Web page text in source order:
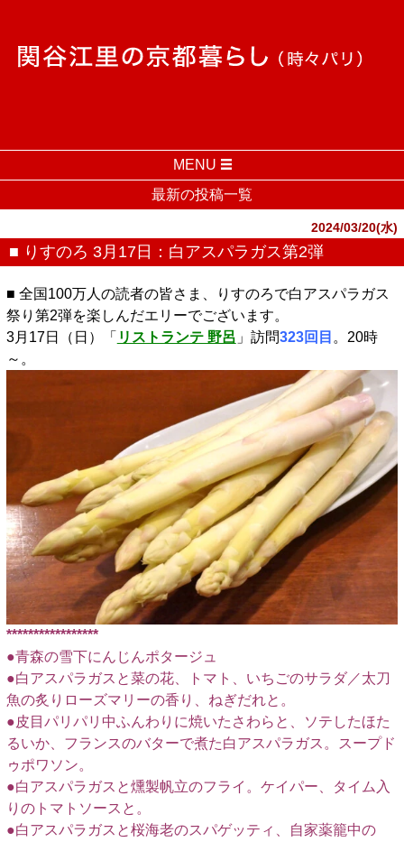
MENU
最新の投稿一覧
2024/03/20(水)
■ りすのろ 3月17日：白アスパラガス第2弾
■ 全国100万人の読者の皆さま、りすのろで白アスパラガス
祭り第2弾を楽しんだエリーでございます。
3月17日（日）「 リストランテ 野呂 」訪問323回目 。20時
～。
*****************
●青森の雪下にんじんポタージュ
●白アスパラガスと菜の花、トマト、いちごのサラダ／太刀
魚の炙りローズマリーの香り、ねぎだれと。
●皮目パリパリ中ふんわりに焼いたさわらと、ソテしたほた
るいか、フランスのバターで煮た白アスパラガス。スープド
ゥポワソン。
●白アスパラガスと燻製帆立のフライ。ケイパー、タイム入
りのトマトソースと。
●白アスパラガスと桜海老のスパゲッティ、自家薬籠中の